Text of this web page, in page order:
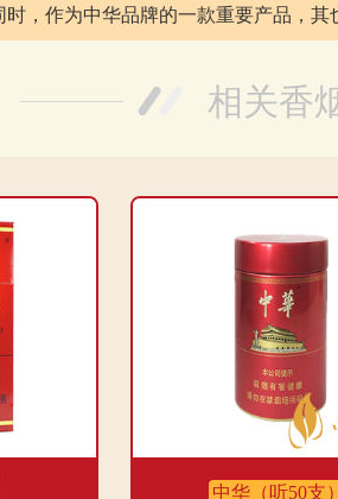
，作为中华品牌的一款重要产品，其
相关香
中华（听50支）